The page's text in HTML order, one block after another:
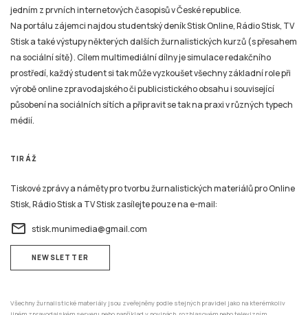
prostředí, každý student si tak může vyzkoušet všechny základní role při
výrobě online zpravodajského či publicistického obsahu i související
působení na sociálních sítích a připravit se tak na praxi v různých typech
médií.
TIRÁŽ
Tiskové zprávy a náměty pro tvorbu žurnalistických materiálů pro Online
email stisk.munimedia@gmail.com
NEWSLETTER
Všechny žurnalistické materiály jsou zveřejněny podle stejných pravidel jako na kterémkoliv
jiném zpravodajském serveru nebo například v novinách, rozhlasovém nebo televizním
zpravodajství. Mazání už zveřejněných žurnalistických příspěvků (ani jejich částí) v jakékoli
formě není možné nyní ani v budoucnu.
ADRESA